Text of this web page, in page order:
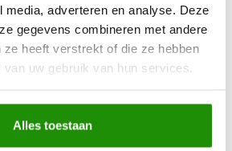
media, adverteren en analyse. Deze
gegevens combineren met andere
ze heeft verstrekt of die ze hebben
uw gebruik van hun services.
Alles toestaan
rope